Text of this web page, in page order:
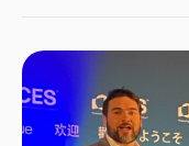
슈퍼리치들은 플로리다주
투자하고 있다.